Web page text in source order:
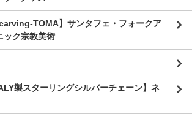
TOMA】サンタフェ・フォークア
ック宗教美術
製スターリングシルバーチェーン】ネ